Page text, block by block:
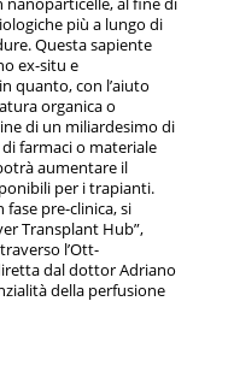
più a lungo di
Questa sapiente
ex-situ e
quanto, con l’aiuto
organica o
di un miliardesimo di
farmaci o materiale
aumentare il
per i trapianti.
pre-clinica, si
Transplant Hub”,
l’Ott-
dal dottor Adriano
della perfusione